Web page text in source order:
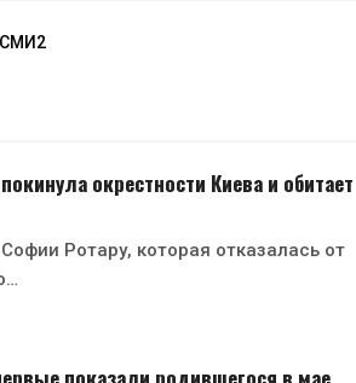
СМИ2
окрестности Киева и обитает
Ротару, которая отказалась от